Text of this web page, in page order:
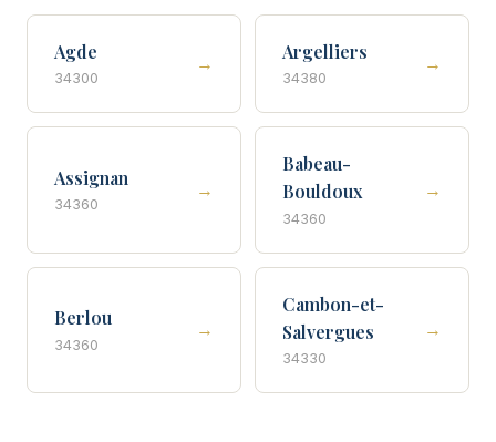
Agde
34300
→
Argelliers
34380
→
Assignan
34360
→
Babeau-
Bouldoux
34360
→
Berlou
34360
→
Cambon-et-
Salvergues
34330
→